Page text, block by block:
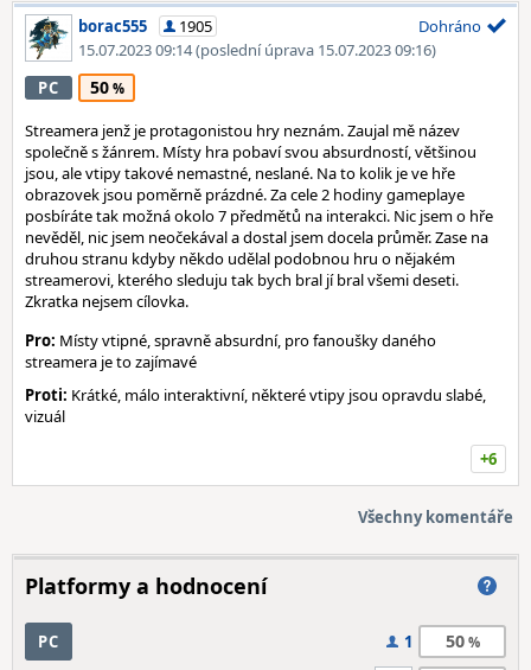
borac555
1905
15.07.2023 09:14(poslední úprava 15.07.2023 09:16)
Dohráno
PC 50
Streamera jenž je protagonistou hry neznám. Zaujal mě název
společně s žánrem. Místy hra pobaví svou absurdností, většinou
jsou, ale vtipy takové nemastné, neslané. Na to kolik je ve hře
obrazovek jsou poměrně prázdné. Za cele 2 hodiny gameplaye
posbíráte tak možná okolo 7 předmětů na interakci. Nic jsem o hře
nevěděl, nic jsem neočekával a dostal jsem docela průměr. Zase na
druhou stranu kdyby někdo udělal podobnou hru o nějakém
streamerovi, kterého sleduju tak bych bral jí bral všemi deseti.
Zkratka nejsem cílovka.
Pro: Místy vtipné, spravně absurdní, pro fanoušky daného
streamera je to zajímavé
Proti: Krátké, málo interaktivní, některé vtipy jsou opravdu slabé,
vizuál
+6
Všechny komentáře
Platformy a hodnocení
PC 1 50